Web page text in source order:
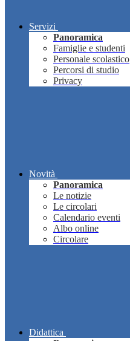
Servizi
Panoramica
Famiglie e studenti
Personale scolastico
Percorsi di studio
Privacy
Novità
Panoramica
Le notizie
Le circolari
Calendario eventi
Albo online
Circolare
Didattica